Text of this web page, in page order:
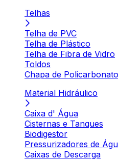
Telhas
Telha de PVC
Telha de Plástico
Telha de Fibra de Vidro
Toldos
Chapa de Policarbonato
Material Hidráulico
Caixa d' Água
Cisternas e Tanques
Biodigestor
Pressurizadores de
Caixas de Descarga